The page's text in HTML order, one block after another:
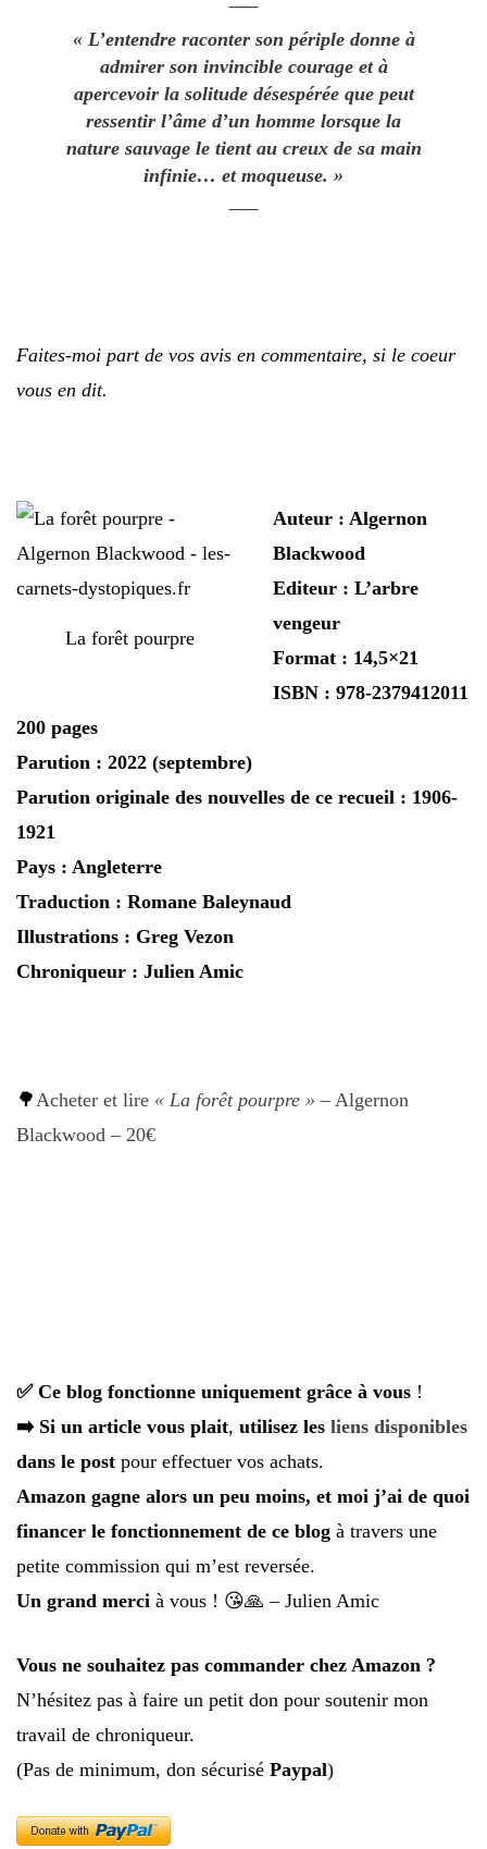
« L’entendre raconter son périple donne à
admirer son invincible courage et à
apercevoir la solitude désespérée que peut
ressentir l’âme d’un homme lorsque la
nature sauvage le tient au creux de sa main
infinie… et moqueuse. »
Faites-moi part de vos avis en commentaire, si le coeur
vous en dit.
La forêt pourpre
Auteur : Algernon
Blackwood
Editeur : L’arbre
vengeur
Format : 14,5×21
ISBN : 978-2379412011
200 pages
Parution : 2022 (septembre)
Parution originale des nouvelles de ce recueil : 1906-
1921
Pays : Angleterre
Traduction : Romane Baleynaud
Illustrations : Greg Vezon
Chroniqueur : Julien Amic
🌳 Acheter et lire « La forêt pourpre » – Algernon
Blackwood – 20€
✅ Ce blog fonctionne uniquement grâce à vous !
➡️ Si un article vous plait, utilisez les liens disponibles
dans le post pour effectuer vos achats.
Amazon gagne alors un peu moins, et moi j’ai de quoi
financer le fonctionnement de ce blog à travers une
petite commission qui m’est reversée.
Un grand merci à vous ! 😘🙏 – Julien Amic
Vous ne souhaitez pas commander chez Amazon ?
N’hésitez pas à faire un petit don pour soutenir mon
travail de chroniqueur.
(Pas de minimum, don sécurisé Paypal)